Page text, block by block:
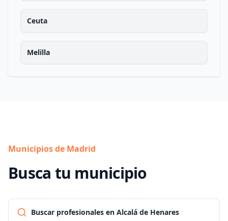
Ceuta
Melilla
Municipios de Madrid
Busca tu municipio
Buscar profesionales en Alcalá de Henares